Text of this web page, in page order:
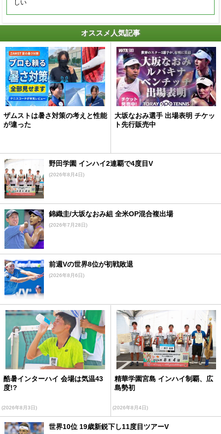
しい
オススメ人気記事
ザムストは暑さ対策の考えと性能
が違った
大坂なおみ選手 出場表明 チケッ
ト先行販売中
野田学園 インハイ2連覇で4度目V
(2026年8月4日)
錦織圭/大坂なおみ組 全米OP混合複出場
(2026年7月28日)
前週Vの世界8位が初戦敗退
(2026年8月6日)
酷暑インターハイ 会場は気温43
度!?
(2026年8月3日)
精華学園宮島 インハイ制覇、広
島勢初
(2026年8月4日)
世界10位 19歳新鋭下し11度目ツアーV